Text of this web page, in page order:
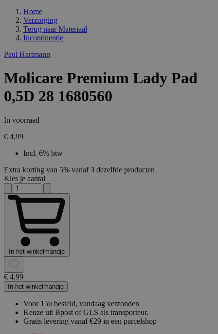
Home
Verzorging
Terug naar Materiaal
Incontinentie
Paul Hartmann
Molicare Premium Lady Pad
0,5D 28 1680560
In voorraad
€ 4,99
Incl. 6% btw
Extra korting van 5% vanaf 3 dezelfde producten
Kies je aantal
In het winkelmandje
€ 4,99
In het winkelmandje
Voor 15u besteld, vandaag verzonden
Keuze uit Bpost of GLS als transporteur.
Gratis levering vanaf €29 in een parcelshop